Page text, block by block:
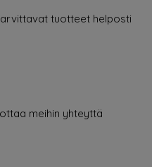
tuotteet helposti
meihin yhteyttä